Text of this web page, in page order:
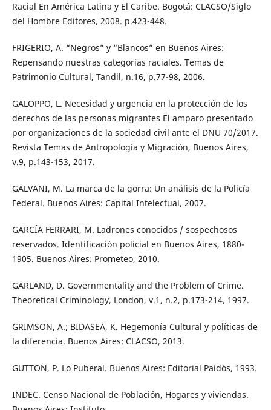
Racial En América Latina y El Caribe. Bogotá: CLACSO/Siglo
del Hombre Editores, 2008. p.423-448.
FRIGERIO, A. “Negros” y “Blancos” en Buenos Aires:
Repensando nuestras categorías raciales. Temas de
Patrimonio Cultural, Tandil, n.16, p.77-98, 2006.
GALOPPO, L. Necesidad y urgencia en la protección de los
derechos de las personas migrantes El amparo presentado
por organizaciones de la sociedad civil ante el DNU 70/2017.
Revista Temas de Antropología y Migración, Buenos Aires,
v.9, p.143-153, 2017.
GALVANI, M. La marca de la gorra: Un análisis de la Policía
Federal. Buenos Aires: Capital Intelectual, 2007.
GARCÍA FERRARI, M. Ladrones conocidos / sospechosos
reservados. Identificación policial en Buenos Aires, 1880-
1905. Buenos Aires: Prometeo, 2010.
GARLAND, D. Governmentality and the Problem of Crime.
Theoretical Criminology, London, v.1, n.2, p.173-214, 1997.
GRIMSON, A.; BIDASEA, K. Hegemonía Cultural y políticas de
la diferencia. Buenos Aires: CLACSO, 2013.
GUTTON, P. Lo Puberal. Buenos Aires: Editorial Paidós, 1993.
INDEC. Censo Nacional de Población, Hogares y viviendas.